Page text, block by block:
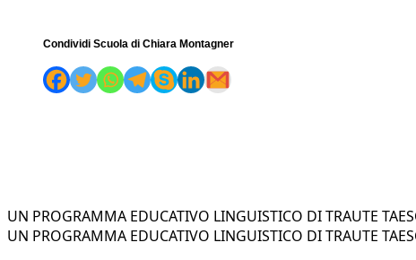
Condividi Scuola di Chiara Montagner
UN PROGRAMMA EDUCATIVO LINGUISTICO DI TRAUTE
UN PROGRAMMA EDUCATIVO LINGUISTICO DI TRAUTE